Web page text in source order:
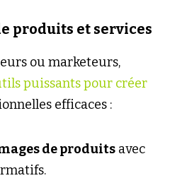
produits et services
ou marketeurs,
puissants pour créer
efficaces :
de produits avec